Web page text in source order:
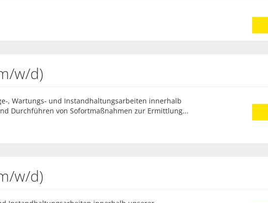
w/d)
, Wartungs- und Instandhaltungsarbeiten innerhalb
Durchführen von Sofortmaßnahmen zur Ermittlung...
w/d)